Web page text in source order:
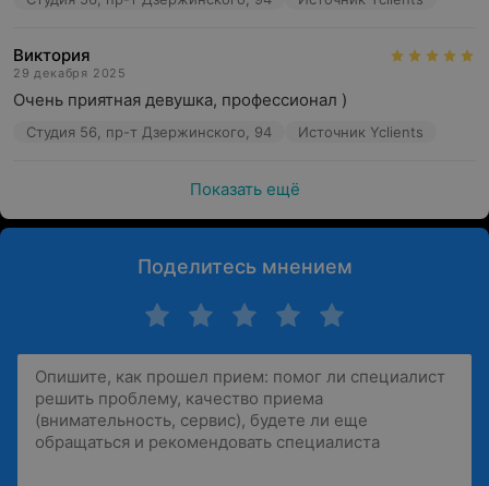
Виктория
29 декабря 2025
Очень приятная девушка, профессионал )
Студия 56, пр-т Дзержинского, 94 Источник Yclients
Показать ещё
Поделитесь мнением